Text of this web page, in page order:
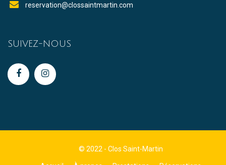
reservation@clossaintmartin.com
SUIVEZ-NOUS
© 2022 - Clos Saint-Martin